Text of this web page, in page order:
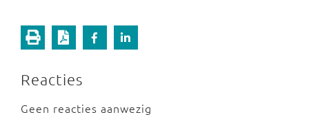
Reacties
Geen reacties aanwezig